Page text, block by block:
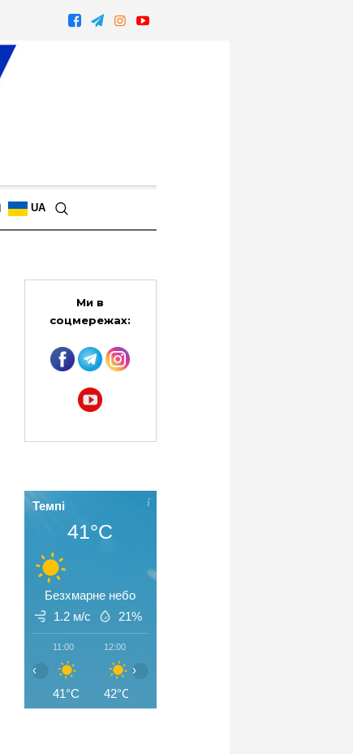
UA
Ми в
соцмережах:
Темпі
41°C
Безхмарне небо
1.2 м/с
21%
11:00
41°C
12:00
42°C
‹ ›